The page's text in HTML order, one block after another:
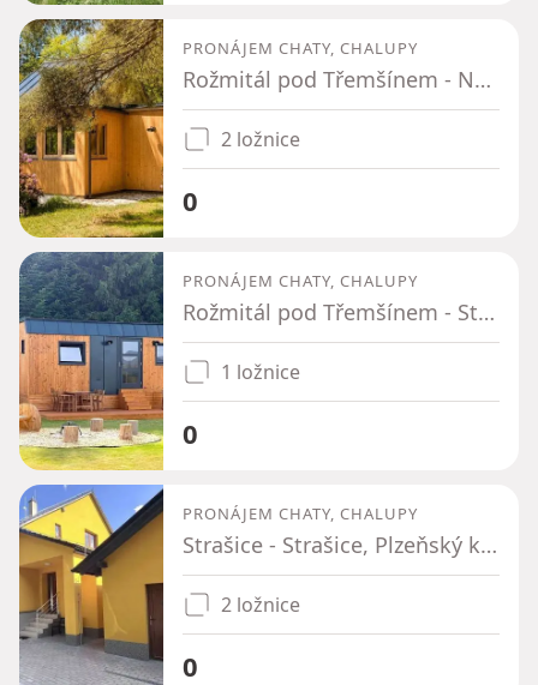
PRONÁJEM CHATY, CHALUPY
Rožmitál pod Třemšínem - Nesvačily pod Třemšínem, Středočeský kraj
2 ložnice
0
PRONÁJEM CHATY, CHALUPY
Rožmitál pod Třemšínem - Starý Rožmitál, Středočeský kraj
1 ložnice
0
PRONÁJEM CHATY, CHALUPY
Strašice - Strašice, Plzeňský kraj
2 ložnice
0